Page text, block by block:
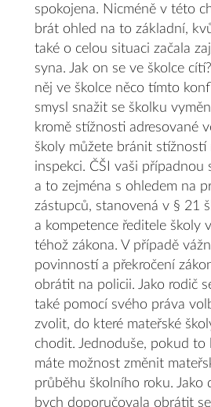
spokojena. Nicméně v této
brát ohled na to základní,
také o celou situaci začala
syna. Jak on se ve školce
něj ve školce něco tímto
smysl snažit se školku
kromě stížnosti adresované
školy můžete bránit stížností
inspekci. ČŠI vaši případnou
a to zejména s ohledem na
zástupců, stanovená v § 21
a kompetence ředitele školy
téhož zákona. V případě
povinností a překročení
obrátit na policii. Jako rodič
také pomocí svého práva
zvolit, do které mateřské
chodit. Jednoduše, pokud to
máte možnost změnit
průběhu školního roku. Jako
bych doporučovala obrátit